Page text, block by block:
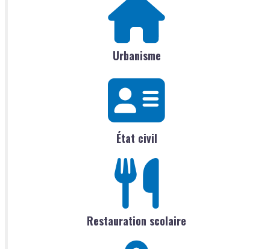
Urbanisme
État civil
Restauration scolaire